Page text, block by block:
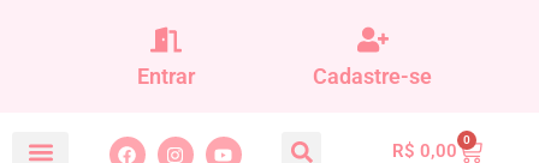
Entrar Cadastre-se
R$ 0,00
0